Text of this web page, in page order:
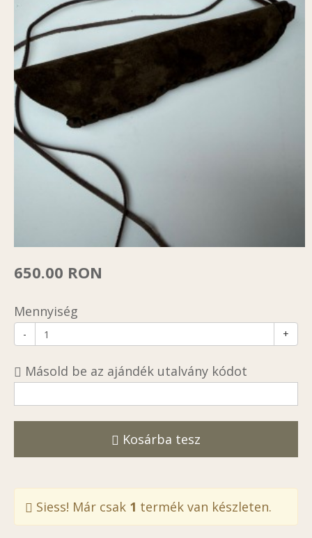
650.00 RON
Mennyiség
- +
Másold be az ajándék utalvány kódot
Kosárba tesz
Siess! Már csak 1 termék van készleten.